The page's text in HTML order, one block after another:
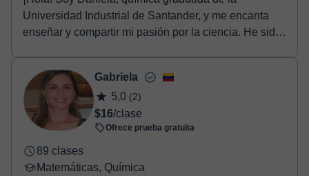
Universidad Industrial de Santander, y me encanta
enseñar y compartir mi pasión por la ciencia. He sido
Gabriela
5,0 (2)
$16/clase
Ofrece prueba gratuita
89 clases
Matemáticas, Química